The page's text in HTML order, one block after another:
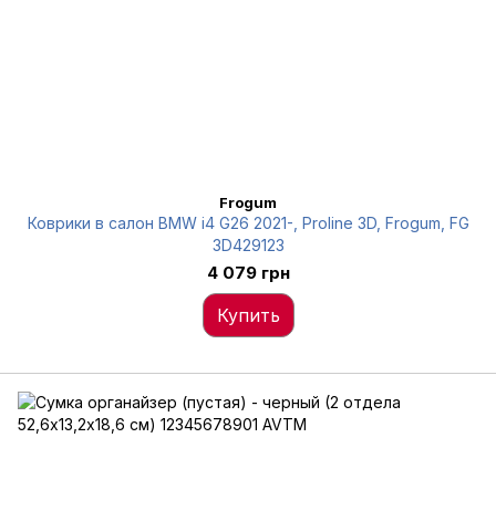
Frogum
Коврики в салон BMW i4 G26 2021-, Proline 3D, Frogum, FG
3D429123
4 079 грн
Купить